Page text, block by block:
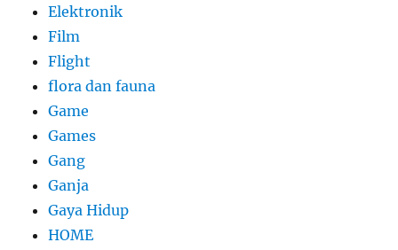
Elektronik
Film
Flight
flora dan fauna
Game
Games
Gang
Ganja
Gaya Hidup
HOME